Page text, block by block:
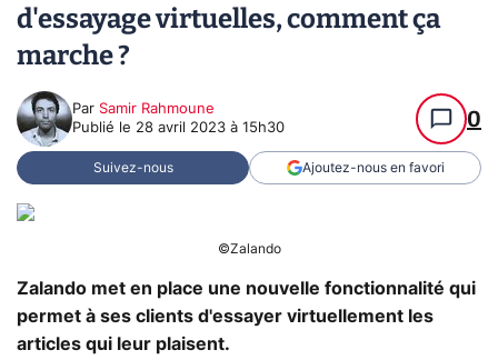
d'essayage virtuelles, comment ça
marche ?
Par Samir Rahmoune
Publié le 28 avril 2023 à 15h30 0
Suivez-nous Ajoutez-nous en favori
©Zalando
Zalando met en place une nouvelle fonctionnalité qui
permet à ses clients d'essayer virtuellement les
articles qui leur plaisent.